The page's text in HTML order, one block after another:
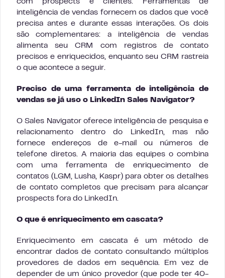
inteligência de vendas fornecem os dados que você
precisa antes e durante essas interações. Os dois
são complementares: a inteligência de vendas
alimenta seu CRM com registros de contato
precisos e enriquecidos, enquanto seu CRM rastreia
o que acontece a seguir.
Preciso de uma ferramenta de inteligência de
vendas se já uso o LinkedIn Sales Navigator?
O Sales Navigator oferece inteligência de pesquisa e
relacionamento dentro do LinkedIn, mas não
fornece endereços de e-mail ou números de
telefone diretos. A maioria das equipes o combina
com uma ferramenta de enriquecimento de
contatos (LGM, Lusha, Kaspr) para obter os detalhes
de contato completos que precisam para alcançar
prospects fora do LinkedIn.
O que é enriquecimento em cascata?
Enriquecimento em cascata é um método de
encontrar dados de contato consultando múltiplos
provedores de dados em sequência. Em vez de
depender de um único provedor (que pode ter 40-